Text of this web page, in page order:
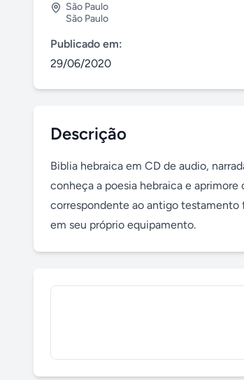
São Paulo
São Paulo
Publicado em:
29/06/2020
Descrição
Biblia hebraica em CD de audio,
conheça a poesia hebraica e
correspondente ao antigo testamento
em seu próprio equipamento.